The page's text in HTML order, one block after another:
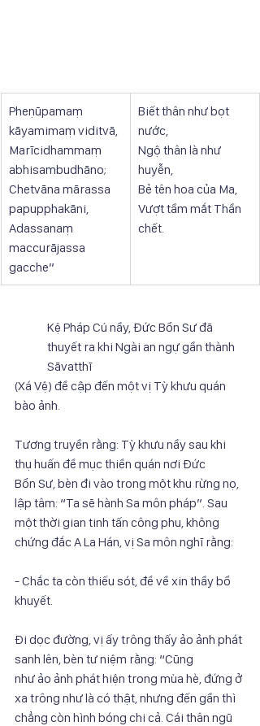
Pheṇūpamaṃ
kāyamimaṃ viditvā,
Marīcidhammaṃ
abhisambudhāno;
Chetvāna mārassa
papupphakāni,
Adassanaṃ
maccurājassa
gacche”
Biết thân như bọt
nước,
Ngộ thân là như
huyễn,
Bẻ tên hoa của Ma,
Vượt tầm mắt Thần
chết.
Kệ Pháp Cú nầy, Đức Bổn Sư đã
thuyết ra khi Ngài an ngự gần thành
Sāvatthī
(Xá Vệ) đề cập đến một vị Tỳ khưu quán
bào ảnh.
Tương truyền rằng: Tỳ khưu nầy sau khi
thụ huấn đề mục thiền quán nơi Đức
Bổn Sư, bèn đi vào trong một khu rừng nọ,
lập tâm: “Ta sẽ hành Sa môn pháp”. Sau
một thời gian tinh tấn công phu, không
chứng đắc A La Hán, vị Sa môn nghĩ rằng:
- Chắc ta còn thiếu sót, để về xin thầy bổ
khuyết.
Đi dọc đường, vị ấy trông thấy ảo ảnh phát
sanh lên, bèn tư niệm rằng: “Cũng
như ảo ảnh phát hiện trong mùa hè, đứng ở
xa trông như là có thật, nhưng đến gần thì
chẳng còn hình bóng chi cả. Cái thân ngũ